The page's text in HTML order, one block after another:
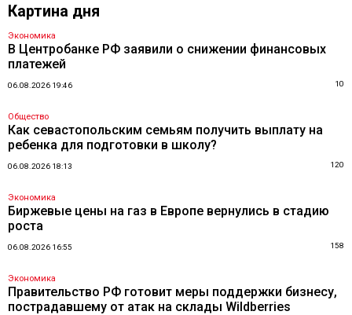
Картина дня
Экономика
В Центробанке РФ заявили о снижении финансовых
платежей
06.08.2026 19:46 10
Общество
Как севастопольским семьям получить выплату на
ребенка для подготовки в школу?
06.08.2026 18:13 120
Экономика
Биржевые цены на газ в Европе вернулись в стадию
роста
06.08.2026 16:55 158
Экономика
Правительство РФ готовит меры поддержки бизнесу,
пострадавшему от атак на склады Wildberries